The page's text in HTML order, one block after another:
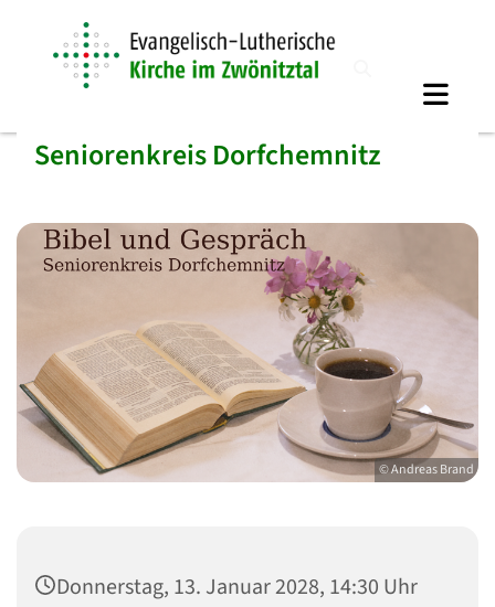
Seniorenkreis Dorfchemnitz
© Andreas Brand
Donnerstag, 13. Januar 2028, 14:30 Uhr